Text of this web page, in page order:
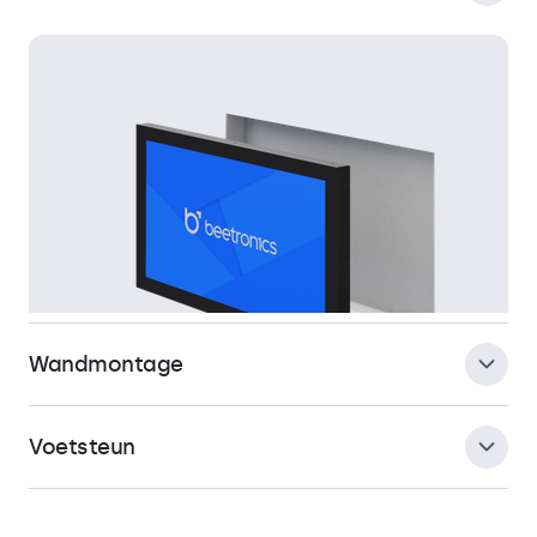
De monitor is speciaal ontworpen voor inbouwmontage en
Wandmontage
Voetsteun